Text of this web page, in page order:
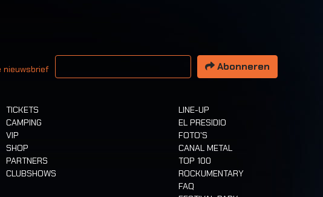
nieuwsbrief
Uw email adres
Abonneren
TICKETS
CAMPING
VIP
SHOP
PARTNERS
CLUBSHOWS
LINE-UP
EL PRESIDIO
FOTO'S
CANAL METAL
TOP 100
ROCKUMENTARY
FAQ